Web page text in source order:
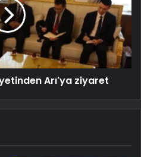
Arı'ya ziyaret